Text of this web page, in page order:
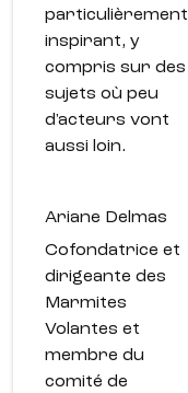
particulièrement
inspirant, y
compris sur des
sujets où peu
d'acteurs vont
aussi loin.
Ariane Delmas
Cofondatrice et
dirigeante des
Marmites
Volantes et
membre du
comité de